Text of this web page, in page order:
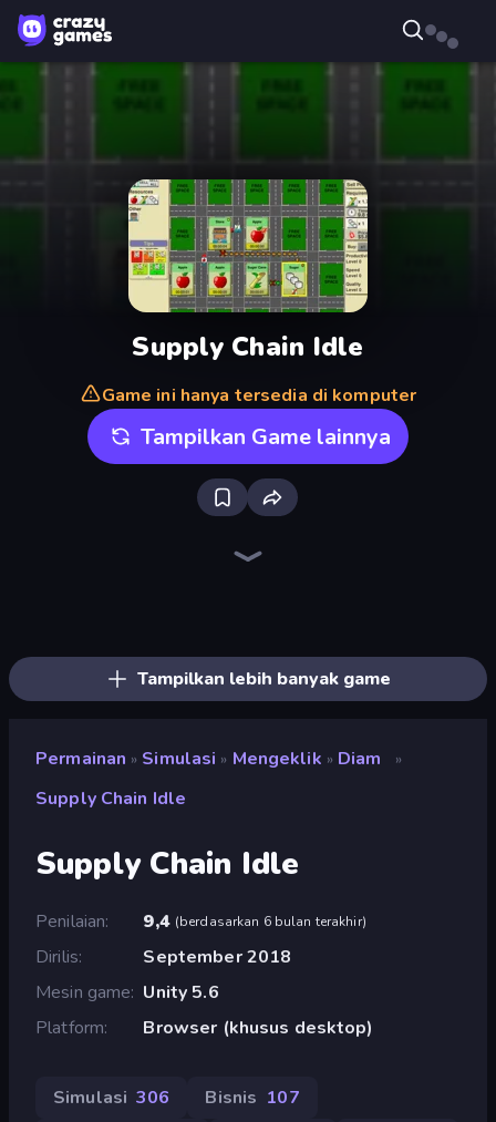
Supply Chain Idle
Game ini hanya tersedia di komputer
Tampilkan Game lainnya
Tampilkan lebih banyak game
Permainan » Simulasi » Mengeklik » Diam »
Supply Chain Idle
Supply Chain Idle
Penilaian 9,4 (berdasarkan 6 bulan terakhir)
Dirilis
September 2018
Mesin game Unity 5.6
Platform
Browser (khusus desktop)
Simulasi 306 Bisnis 107